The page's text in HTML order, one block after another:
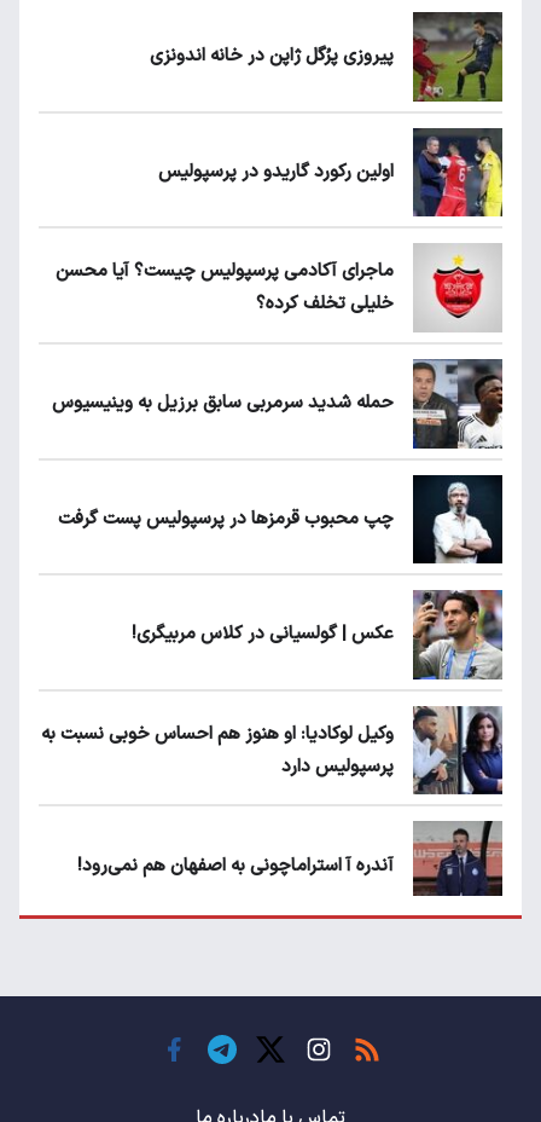
پیروزی پرُگل ژاپن در خانه اندونزی
اولین رکورد گاریدو در پرسپولیس
ماجرای آکادمی پرسپولیس چیست؟ آیا محسن
خلیلی تخلف کرده؟
حمله شدید سرمربی سابق برزیل به وینیسیوس
چپ محبوب قرمزها در پرسپولیس پست گرفت
عکس | گولسیانی در کلاس مربیگری!
وکیل لوکادیا: او هنوز هم احساس خوبی نسبت به
پرسپولیس دارد
آندره آ استراماچونی به اصفهان هم نمی‌رود!
حسن روی هوا!
باشگاه های جهان